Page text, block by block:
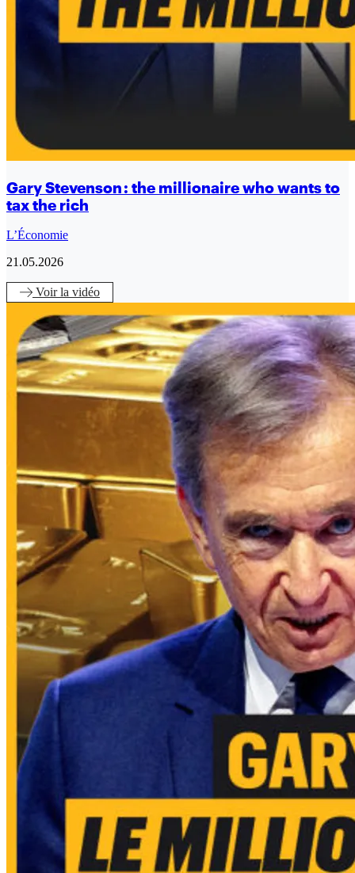
Gary Stevenson : the millionaire who wants to
tax the rich
L’Économie
21.05.2026
Voirla vidéo